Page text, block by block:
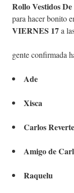
Rollo Vestidos
para hacer bonito
VIERNES 17a
gente confirmada
Ade
Xisca
Carlos Reverte
Amigo de
Raquelu